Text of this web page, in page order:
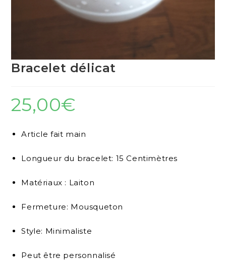
Bracelet délicat
25,00€
Article fait main
Longueur du bracelet: 15 Centimètres
Matériaux : Laiton
Fermeture: Mousqueton
Style: Minimaliste
Peut être personnalisé